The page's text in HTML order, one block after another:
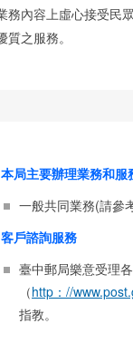
務內容上虛心接受民
質之服務。
本局主要辦理業務和服
一般共同業務(請參
客戶諮詢服務
臺中郵局樂意受理
（http：//
指教。